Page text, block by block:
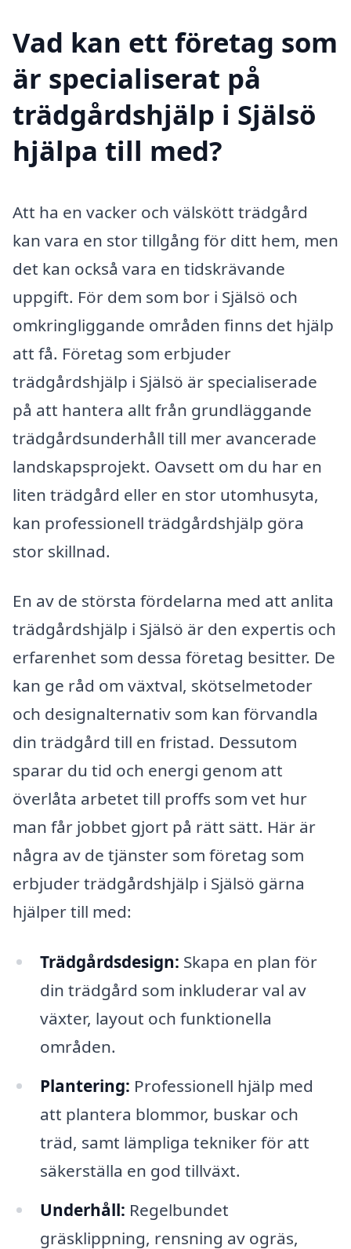
Vad kan ett företag som
är specialiserat på
trädgårdshjälp i Själsö
hjälpa till med?
Att ha en vacker och välskött trädgård
kan vara en stor tillgång för ditt hem, men
det kan också vara en tidskrävande
uppgift. För dem som bor i Själsö och
omkringliggande områden finns det hjälp
att få. Företag som erbjuder
trädgårdshjälp i Själsö är specialiserade
på att hantera allt från grundläggande
trädgårdsunderhåll till mer avancerade
landskapsprojekt. Oavsett om du har en
liten trädgård eller en stor utomhusyta,
kan professionell trädgårdshjälp göra
stor skillnad.
En av de största fördelarna med att anlita
trädgårdshjälp i Själsö är den expertis och
erfarenhet som dessa företag besitter. De
kan ge råd om växtval, skötselmetoder
och designalternativ som kan förvandla
din trädgård till en fristad. Dessutom
sparar du tid och energi genom att
överlåta arbetet till proffs som vet hur
man får jobbet gjort på rätt sätt. Här är
några av de tjänster som företag som
erbjuder trädgårdshjälp i Själsö gärna
hjälper till med:
Trädgårdsdesign: Skapa en plan för
din trädgård som inkluderar val av
växter, layout och funktionella
områden.
Plantering: Professionell hjälp med
att plantera blommor, buskar och
träd, samt lämpliga tekniker för att
säkerställa en god tillväxt.
Underhåll: Regelbundet
gräsklippning, rensning av ogräs,